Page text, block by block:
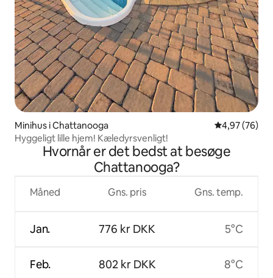
Minihus i Chattanooga 4,97 ud af 5 i
4,97 (76)
Hyggeligt lille hjem! Kæledyrsvenligt!
Hvornår er det bedst at besøge
Chattanooga?
Måned
Jan.
Feb.
Gns. pris
776 kr DKK
802 kr DKK
Gns. temp.
5°C
8°C